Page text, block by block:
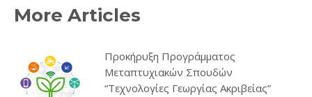
More Articles
Προκήρυξη Προγράμματος
Μεταπτυχιακών Σπουδών
“Τεχνολογίες Γεωργίας Ακριβείας”